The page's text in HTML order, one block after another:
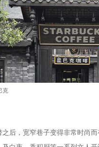
克
之后，宽窄巷子变得非常时尚而